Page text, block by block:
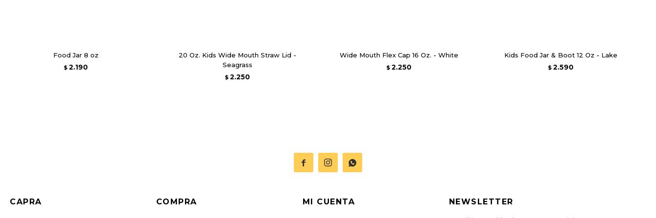
Food Jar 8 oz
$ 2.190
20 Oz. Kids Wide Mouth Straw Lid -
Seagrass
$ 2.250
Wide Mouth Flex Cap 16 Oz. - White
$ 2.250
Kids Food Jar & Boot 12 Oz - Lake
$ 2.590
  
CAPRA COMPRA MI CUENTA NEWSLETTER